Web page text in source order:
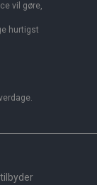
vil gøre,
hurtigst